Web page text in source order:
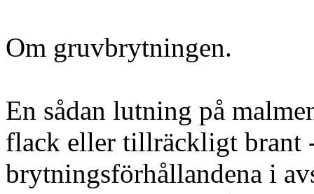
Om gruvbrytningen.
En sådan lutning på
flack eller tillräckligt brant
brytningsförhållandena i